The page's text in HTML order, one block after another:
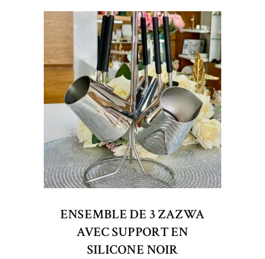
ENSEMBLE DE 3 ZAZWA
AVEC SUPPORT EN
SILICONE NOIR